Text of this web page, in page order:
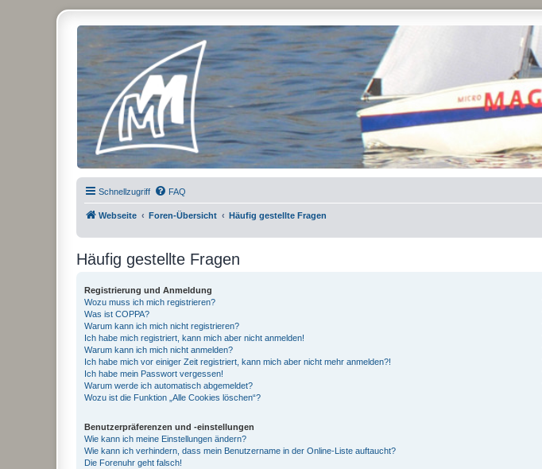
Micro Magic Forum Deutschland
Schnellzugriff FAQ
Webseite Foren-Übersicht Häufig gestellte Fragen
Häufig gestellte Fragen
Registrierung und Anmeldung
Wozu muss ich mich registrieren?
Was ist COPPA?
Warum kann ich mich nicht registrieren?
Ich habe mich registriert, kann mich aber nicht anmelden!
Warum kann ich mich nicht anmelden?
Ich habe mich vor einiger Zeit registriert, kann mich aber nicht mehr anmelden?!
Ich habe mein Passwort vergessen!
Warum werde ich automatisch abgemeldet?
Wozu ist die Funktion „Alle Cookies löschen“?
Benutzerpräferenzen und -einstellungen
Wie kann ich meine Einstellungen ändern?
Wie kann ich verhindern, dass mein Benutzername in der Online-Liste auftaucht?
Die Forenuhr geht falsch!